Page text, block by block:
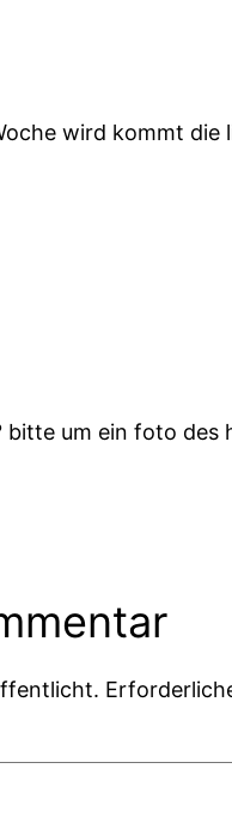
wird kommt
bitte um ein foto des